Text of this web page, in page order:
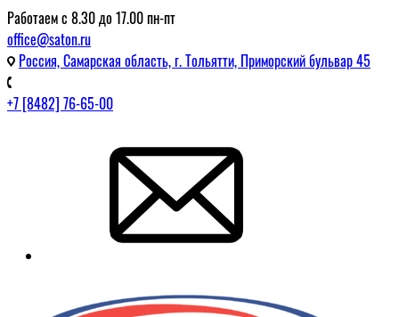
Работаем с 8.30 до 17.00 пн-пт
office@saton.ru
Россия, Самарская область, г. Тольятти, Приморский бульвар 45
+7 [8482] 76-65-00